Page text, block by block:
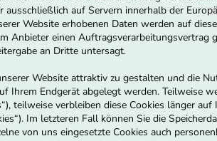
ausschließlich auf Servern innerhalb der
Website erhobenen Daten werden auf
Anbieter einen Auftragsverarbeitungsvertrag
an Dritte untersagt.
Website attraktiv zu gestalten und die
Ihrem Endgerät abgelegt werden. Teilweise
teilweise verbleiben diese Cookies länger
Im letzteren Fall können Sie die
von uns eingesetzte Cookies auch